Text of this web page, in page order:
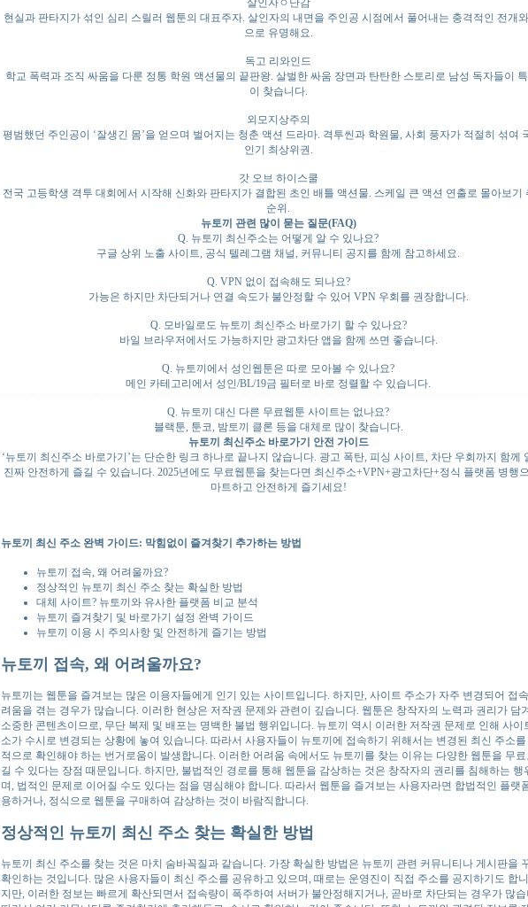
살인자ㅇ난감
현실과 판타지가 섞인 심리 스릴러 웹툰의 대표주자. 살인자의 내면을 주인공 시점에서 풀어내는 충격적인 전개
으로 유명해요.
독고 리와인드
학교 폭력과 조직 싸움을 다룬 정통 학원 액션물의 끝판왕. 살벌한 싸움 장면과 탄탄한 스토리로 남성 독자들이
이 찾습니다.
외모지상주의
평범했던 주인공이 ‘잘생긴 몸’을 얻으며 벌어지는 청춘 액션 드라마. 격투씬과 학원물, 사회 풍자가 적절히 섞여
인기 최상위권.
갓 오브 하이스쿨
전국 고등학생 격투 대회에서 시작해 신화와 판타지가 결합된 초인 배틀 액션물. 스케일 큰 액션 연출로 몰아보기
순위.
뉴토끼 관련 많이 묻는 질문(FAQ)
Q. 뉴토끼 최신주소는 어떻게 알 수 있나요?
구글 상위 노출 사이트, 공식 텔레그램 채널, 커뮤니티 공지를 함께 참고하세요.
Q. VPN 없이 접속해도 되나요?
가능은 하지만 차단되거나 연결 속도가 불안정할 수 있어 VPN 우회를 권장합니다.
Q. 모바일로도 뉴토끼 최신주소 바로가기 할 수 있나요?
바일 브라우저에서도 가능하지만 광고차단 앱을 함께 쓰면 좋습니다.
Q. 뉴토끼에서 성인웹툰은 따로 모아볼 수 있나요?
메인 카테고리에서 성인/BL/19금 필터로 바로 정렬할 수 있습니다.
Q. 뉴토끼 대신 다른 무료웹툰 사이트는 없나요?
블랙툰, 툰코, 밤토끼 클론 등을 대체로 많이 찾습니다.
뉴토끼 최신주소 바로가기 안전 가이드
‘뉴토끼 최신주소 바로가기’는 단순한 링크 하나로 끝나지 않습니다. 광고 폭탄, 피싱 사이트, 차단 우회까지 함께
진짜 안전하게 즐길 수 있습니다. 2025년에도 무료웹툰을 찾는다면 최신주소+VPN+광고차단+정식 플랫폼 병행
마트하고 안전하게 즐기세요!
뉴토끼 최신 주소 완벽 가이드: 막힘없이 즐겨찾기 추가하는 방법
뉴토끼 접속, 왜 어려울까요?
정상적인 뉴토끼 최신 주소 찾는 확실한 방법
대체 사이트? 뉴토끼와 유사한 플랫폼 비교 분석
뉴토끼 즐겨찾기 및 바로가기 설정 완벽 가이드
뉴토끼 이용 시 주의사항 및 안전하게 즐기는 방법
뉴토끼 접속, 왜 어려울까요?
뉴토끼는 웹툰을 즐겨보는 많은 이용자들에게 인기 있는 사이트입니다. 하지만, 사이트 주소가 자주 변경되어 접
려움을 겪는 경우가 많습니다. 이러한 현상은 저작권 문제와 관련이 깊습니다. 웹툰은 창작자의 노력과 권리가 담
소중한 콘텐츠이므로, 무단 복제 및 배포는 명백한 불법 행위입니다. 뉴토끼 역시 이러한 저작권 문제로 인해 사이
소가 수시로 변경되는 상황에 놓여 있습니다. 따라서 사용자들이 뉴토끼에 접속하기 위해서는 변경된 최신 주소를
적으로 확인해야 하는 번거로움이 발생합니다. 이러한 어려움 속에서도 뉴토끼를 찾는 이유는 다양한 웹툰을 무료
길 수 있다는 장점 때문입니다. 하지만, 불법적인 경로를 통해 웹툰을 감상하는 것은 창작자의 권리를 침해하는 행
며, 법적인 문제로 이어질 수도 있다는 점을 명심해야 합니다. 따라서 웹툰을 즐겨보는 사용자라면 합법적인 플랫
용하거나, 정식으로 웹툰을 구매하여 감상하는 것이 바람직합니다.
정상적인 뉴토끼 최신 주소 찾는 확실한 방법
뉴토끼 최신 주소를 찾는 것은 마치 숨바꼭질과 같습니다. 가장 확실한 방법은 뉴토끼 관련 커뮤니티나 게시판을
확인하는 것입니다. 많은 사용자들이 최신 주소를 공유하고 있으며, 때로는 운영진이 직접 주소를 공지하기도 합
지만, 이러한 정보는 빠르게 확산되면서 접속량이 폭주하여 서버가 불안정해지거나, 곧바로 차단되는 경우가 많습